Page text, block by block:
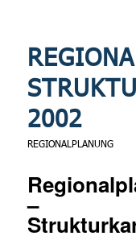
2002
REGIONALPLANUNG
–